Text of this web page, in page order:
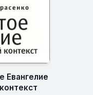
Евангелие